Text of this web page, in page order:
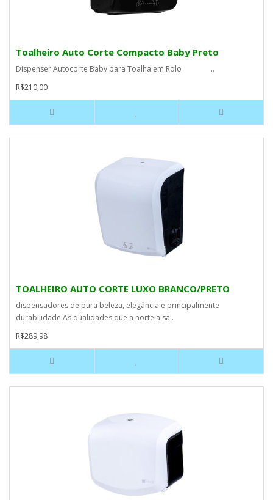
Toalheiro Auto Corte Compacto Baby Preto
Dispenser Autocorte Baby para Toalha em Rolo ..
R$210,00
TOALHEIRO AUTO CORTE LUXO BRANCO/PRETO
dispensadores de pura beleza, elegância e principalmente
durabilidade.As qualidades que a norteia sã..
R$289,98